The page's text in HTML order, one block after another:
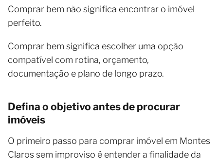
Comprar bem não significa encontrar o imóvel
perfeito.
Comprar bem significa escolher uma opção
compatível com rotina, orçamento,
documentação e plano de longo prazo.
Defina o objetivo antes de procurar
imóveis
O primeiro passo para comprar imóvel em Montes
Claros sem improviso é entender a finalidade da